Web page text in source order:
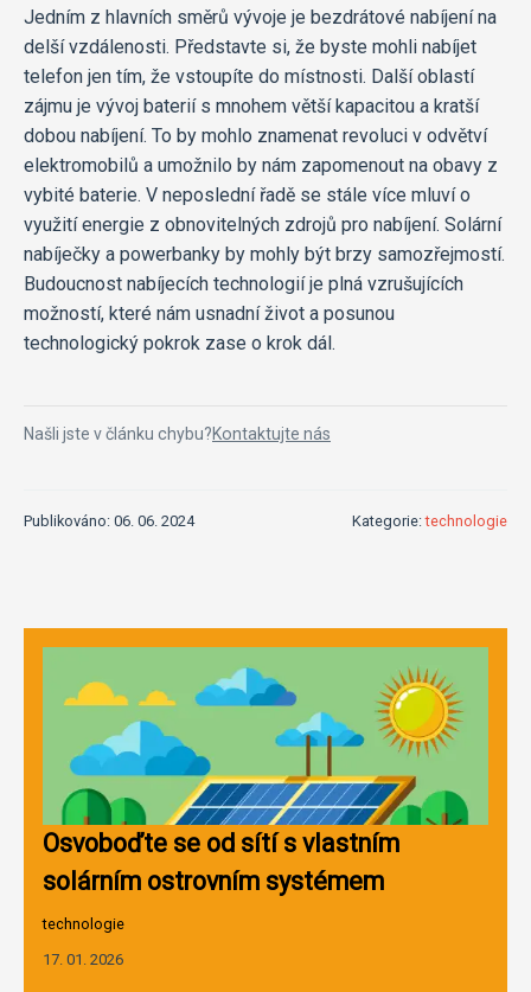
Jedním z hlavních směrů vývoje je bezdrátové nabíjení na
delší vzdálenosti. Představte si, že byste mohli nabíjet
telefon jen tím, že vstoupíte do místnosti. Další oblastí
zájmu je vývoj baterií s mnohem větší kapacitou a kratší
dobou nabíjení. To by mohlo znamenat revoluci v odvětví
elektromobilů a umožnilo by nám zapomenout na obavy z
vybité baterie. V neposlední řadě se stále více mluví o
využití energie z obnovitelných zdrojů pro nabíjení. Solární
nabíječky a powerbanky by mohly být brzy samozřejmostí.
Budoucnost nabíjecích technologií je plná vzrušujících
možností, které nám usnadní život a posunou
technologický pokrok zase o krok dál.
Našli jste v článku chybu?Kontaktujte nás
Publikováno: 06. 06. 2024 Kategorie:technologie
Osvoboďte se od sítí s vlastním
solárním ostrovním systémem
technologie
17. 01. 2026